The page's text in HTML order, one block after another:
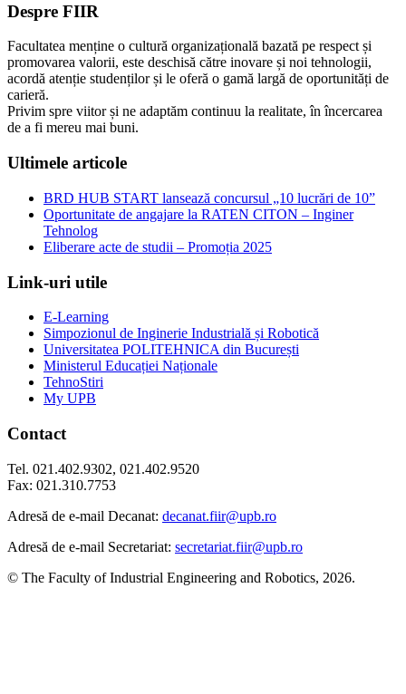
Despre FIIR
Facultatea menține o cultură organizațională bazată pe respect și
promovarea valorii, este deschisă către inovare și noi tehnologii,
acordă atenție studenților și le oferă o gamă largă de oportunități de
carieră.
Privim spre viitor și ne adaptăm continuu la realitate, în încercarea
de a fi mereu mai buni.
Ultimele articole
BRD HUB START lansează concursul „10 lucrări de 10”
Oportunitate de angajare la RATEN CITON – Inginer
Tehnolog
Eliberare acte de studii – Promoția 2025
Link-uri utile
E-Learning
Simpozionul de Inginerie Industrială și Robotică
Universitatea POLITEHNICA din București
Ministerul Educației Naționale
TehnoStiri
My UPB
Contact
Tel. 021.402.9302, 021.402.9520
Fax: 021.310.7753
Adresă de e-mail Decanat: decanat.fiir@upb.ro
Adresă de e-mail Secretariat: secretariat.fiir@upb.ro
© The Faculty of Industrial Engineering and Robotics, 2026.